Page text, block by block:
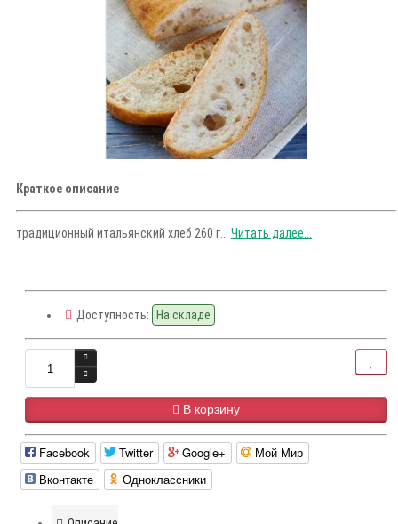
Краткое описание
традиционный итальянский хлеб 260 г... Читать далее...
Доступность: На складе
В корзину
Facebook Twitter Google+
Мой Мир
Вконтакте
Одноклассники